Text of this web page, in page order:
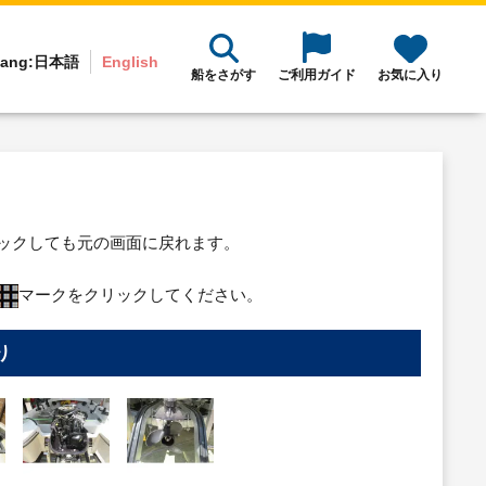
日本語 English
船をさがす ご利用ガイド お気に入り
しても元の画面に戻れます。
マークをクリックしてください。